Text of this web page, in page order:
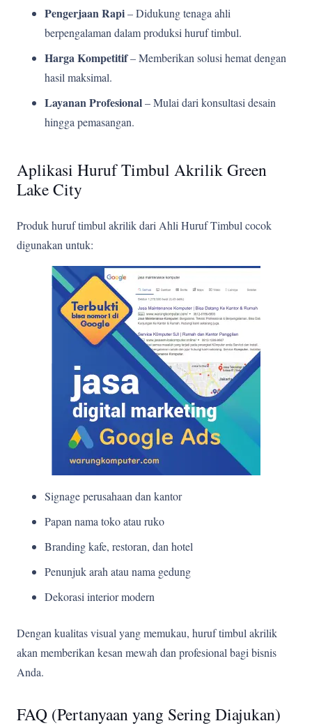
Pengerjaan Rapi– Didukung tenaga ahli
berpengalaman dalam produksi huruf timbul.
Harga Kompetitif– Memberikan solusi hemat dengan
hasil maksimal.
Layanan Profesional– Mulai dari konsultasi desain
hingga pemasangan.
Aplikasi Huruf Timbul Akrilik Green
Lake City
Produk huruf timbul akrilik dari Ahli Huruf Timbul cocok
digunakan untuk:
Signage perusahaan dan kantor
Papan nama toko atau ruko
Branding kafe, restoran, dan hotel
Penunjuk arah atau nama gedung
Dekorasi interior modern
Dengan kualitas visual yang memukau, huruf timbul akrilik
akan memberikan kesan mewah dan profesional bagi bisnis
Anda.
FAQ (Pertanyaan yang Sering Diajukan)